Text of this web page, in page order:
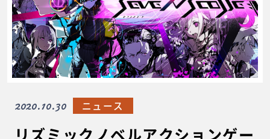
リズミックノベルアクションゲー
2020.10.30 ニュース